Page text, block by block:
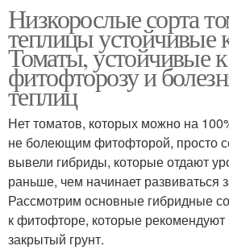
Низкорослые сорта
теплицы устойчивые
Томаты, устойчивые к
фитофторозу и
теплиц
Нет томатов, которых можно на
не болеющим фитофторой, просто
вывели гибриды, которые отдают
раньше, чем начинает развиваться
Рассмотрим основные гибридные
к фитофторе, которые
закрытый грунт.